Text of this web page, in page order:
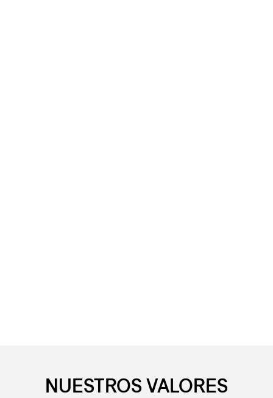
NUESTROS VALORES